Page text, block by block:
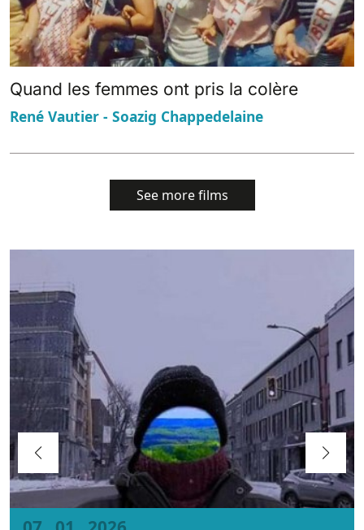
Quand les femmes ont pris la colère
René Vautier - Soazig Chappedelaine
See more films